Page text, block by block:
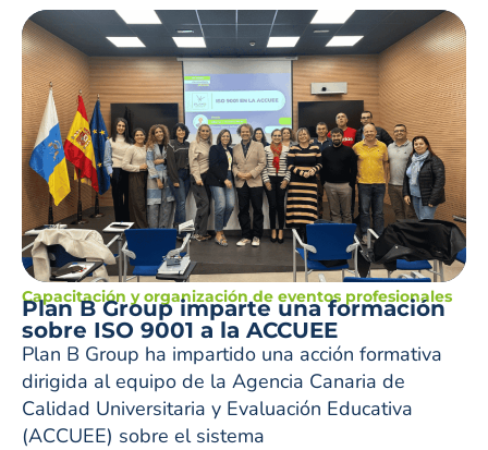
Capacitación y organización de eventos profesionales
Plan B Group imparte una formación
sobre ISO 9001 a la ACCUEE
Plan B Group ha impartido una acción formativa
dirigida al equipo de la Agencia Canaria de
Calidad Universitaria y Evaluación Educativa
(ACCUEE) sobre el sistema